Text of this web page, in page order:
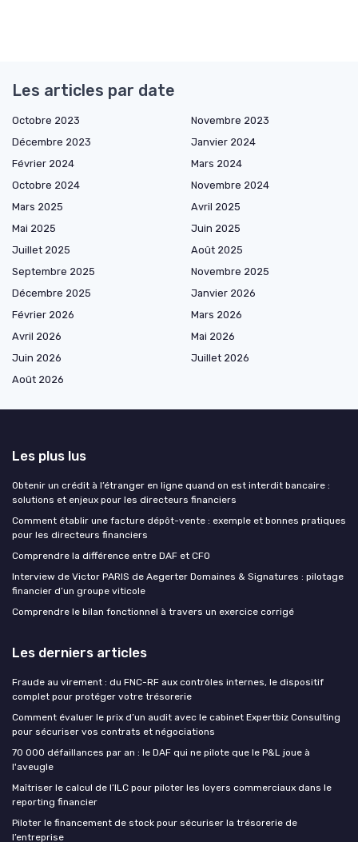
Les articles par date
Octobre 2023
Novembre 2023
Décembre 2023
Janvier 2024
Février 2024
Mars 2024
Octobre 2024
Novembre 2024
Mars 2025
Avril 2025
Mai 2025
Juin 2025
Juillet 2025
Août 2025
Septembre 2025
Novembre 2025
Décembre 2025
Janvier 2026
Février 2026
Mars 2026
Avril 2026
Mai 2026
Juin 2026
Juillet 2026
Août 2026
Les plus lus
Obtenir un crédit à l’étranger en ligne quand on est interdit bancaire :
solutions et enjeux pour les directeurs financiers
Comment établir une facture dépôt-vente : exemple et bonnes pratiques
pour les directeurs financiers
Comprendre la différence entre DAF et CFO
Interview de Victor PARIS de Aegerter Domaines & Signatures : pilotage
financier d’un groupe viticole
Comprendre le bilan fonctionnel à travers un exercice corrigé
Les derniers articles
Fraude au virement : du FNC-RF aux contrôles internes, le dispositif
complet pour protéger votre trésorerie
Comment évaluer le prix d’un audit avec le cabinet Expertbiz Consulting
pour sécuriser vos contrats et négociations
70 000 défaillances par an : le DAF qui ne pilote que le P&L joue à
l'aveugle
Maîtriser le calcul de l’ILC pour piloter les loyers commerciaux dans le
reporting financier
Piloter le financement de stock pour sécuriser la trésorerie de
l’entreprise